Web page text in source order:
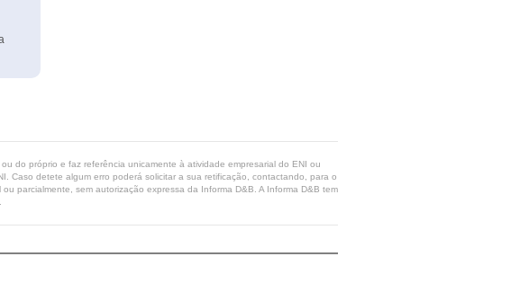
do próprio e faz referência unicamente à atividade empresarial do ENI ou
Caso detete algum erro poderá solicitar a sua retificação, contactando, para o
parcialmente, sem autorização expressa da Informa D&B. A Informa D&B tem